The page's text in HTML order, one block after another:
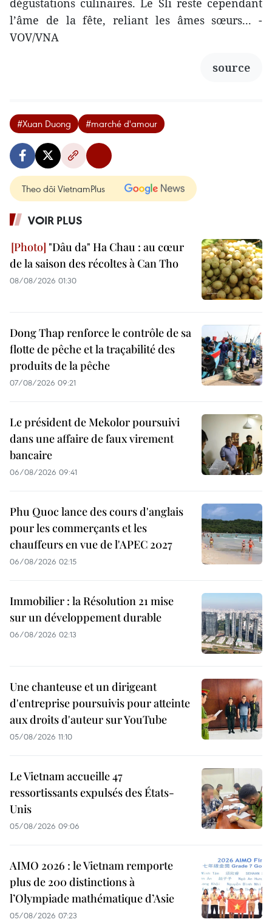
dégustations culinaires. Le Sli reste cependant
l’âme de la fête, reliant les âmes sœurs... -
VOV/VNA
source
#Xuan Duong #marché d'amour
Theo dõi VietnamPlus
VOIR PLUS
"Dâu da" Ha Chau : au cœur
de la saison des récoltes à Can Tho
08/08/2026 01:30
Dong Thap renforce le contrôle de sa
flotte de pêche et la traçabilité des
produits de la pêche
07/08/2026 09:21
Le président de Mekolor poursuivi
dans une affaire de faux virement
bancaire
06/08/2026 09:41
Phu Quoc lance des cours d'anglais
pour les commerçants et les
chauffeurs en vue de l'APEC 2027
06/08/2026 02:15
Immobilier : la Résolution 21 mise
sur un développement durable
06/08/2026 02:13
Une chanteuse et un dirigeant
d'entreprise poursuivis pour atteinte
aux droits d'auteur sur YouTube
05/08/2026 11:10
Le Vietnam accueille 47
ressortissants expulsés des États-
Unis
05/08/2026 09:06
AIMO 2026 : le Vietnam remporte
plus de 200 distinctions à
l’Olympiade mathématique d’Asie
05/08/2026 07:23